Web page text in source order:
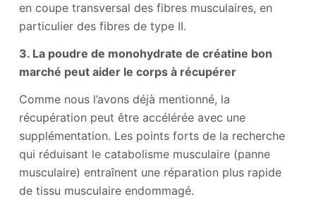
en coupe transversal des fibres musculaires, en
particulier des fibres de type II.
3. La poudre de monohydrate de créatine bon
marché peut aider le corps à récupérer
Comme nous l’avons déjà mentionné, la
récupération peut être accélérée avec une
supplémentation. Les points forts de la recherche
qui réduisant le catabolisme musculaire (panne
musculaire) entraînent une réparation plus rapide
de tissu musculaire endommagé.